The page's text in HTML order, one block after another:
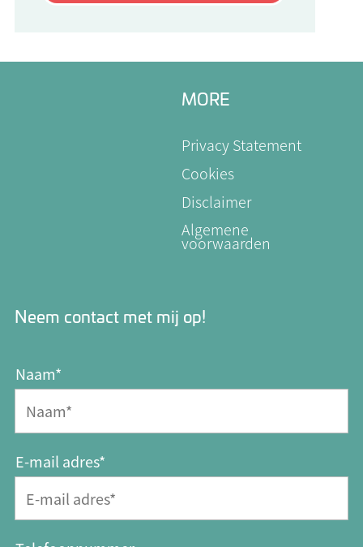
MORE
Privacy Statement
Cookies
Disclaimer
Algemene
voorwaarden
Neem contact met mij op!
Naam*
E-mail adres*